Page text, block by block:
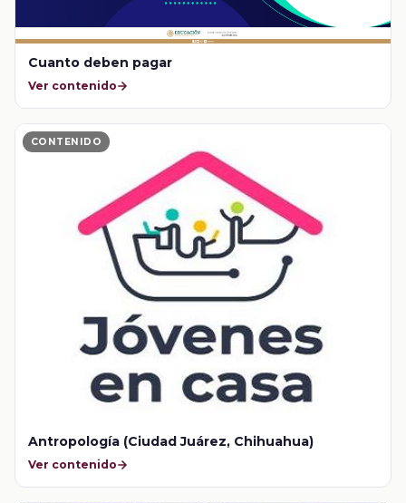
Cuanto deben pagar
Ver contenido
CONTENIDO
Antropología (Ciudad Juárez, Chihuahua)
Ver contenido